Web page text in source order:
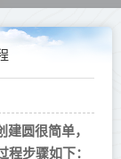
圆很简单，
步骤如下：